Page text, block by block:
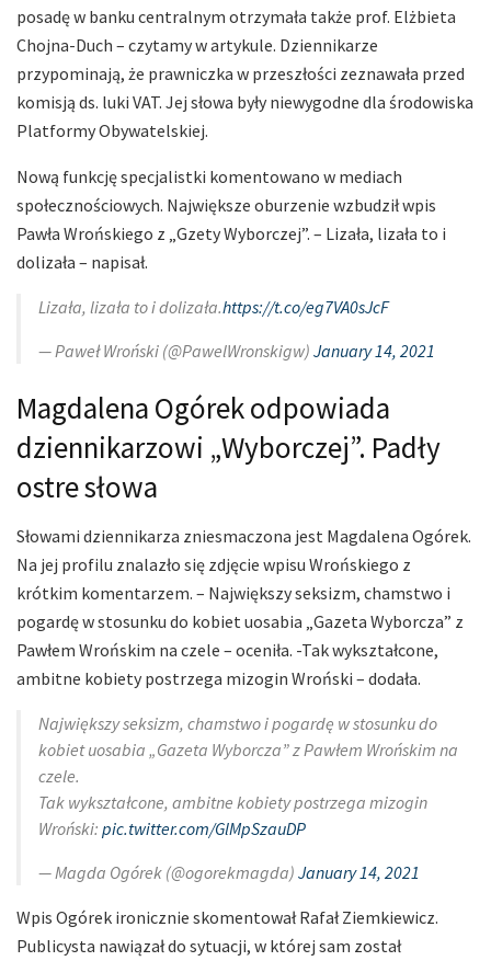
posadę w banku centralnym otrzymała także prof. Elżbieta
Chojna-Duch – czytamy w artykule. Dziennikarze
przypominają, że prawniczka w przeszłości zeznawała przed
komisją ds. luki VAT. Jej słowa były niewygodne dla środowiska
Platformy Obywatelskiej.
Nową funkcję specjalistki komentowano w mediach
społecznościowych. Największe oburzenie wzbudził wpis
Pawła Wrońskiego z „Gzety Wyborczej”. – Lizała, lizała to i
dolizała – napisał.
Lizała, lizała to i dolizała.https://t.co/eg7VA0sJcF
— Paweł Wroński (@PawelWronskigw) January 14, 2021
Magdalena Ogórek odpowiada
dziennikarzowi „Wyborczej”. Padły
ostre słowa
Słowami dziennikarza zniesmaczona jest Magdalena Ogórek.
Na jej profilu znalazło się zdjęcie wpisu Wrońskiego z
krótkim komentarzem. – Największy seksizm, chamstwo i
pogardę w stosunku do kobiet uosabia „Gazeta Wyborcza” z
Pawłem Wrońskim na czele – oceniła. -Tak wykształcone,
ambitne kobiety postrzega mizogin Wroński – dodała.
Największy seksizm, chamstwo i pogardę w stosunku do
kobiet uosabia „Gazeta Wyborcza” z Pawłem Wrońskim na
czele.
Tak wykształcone, ambitne kobiety postrzega mizogin
Wroński: pic.twitter.com/GlMpSzauDP
— Magda Ogórek (@ogorekmagda) January 14, 2021
Wpis Ogórek ironicznie skomentował Rafał Ziemkiewicz.
Publicysta nawiązał do sytuacji, w której sam został